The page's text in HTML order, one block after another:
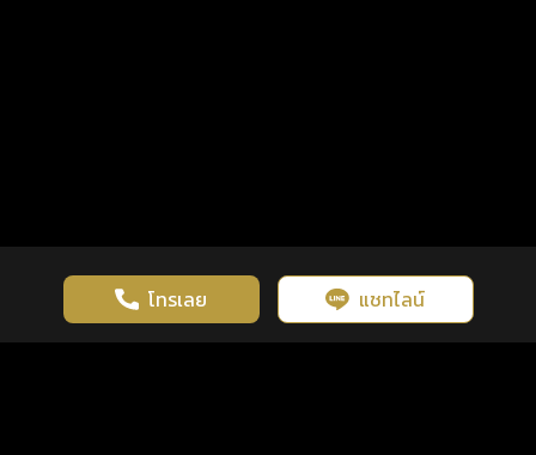
โทรเลย แชทไลน์
เว็บไซต์นี้มีการใช้งานคุกกี้ เพื่อเพิ่มประสิทธิภาพและประสบการณ์ที่ดี
ในการใช้งานเว็บไซต์ นโยบายความเป็นส่วนตัว
รู้ก่อน พร้อมกว่า ทุกจังหวะชีวิต คลิกดูดวงฟรี